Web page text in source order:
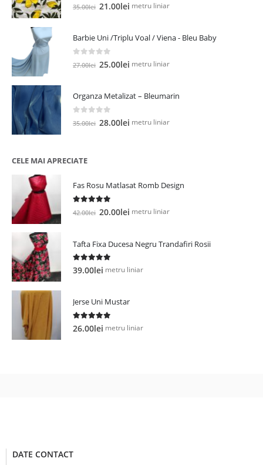
out of 5
35.00lei Prețul
fost:
35.00lei.
21.00lei Prețul
21.00lei.
metru liniar
Barbie Uni /Triplu Voal / Viena - Bleu Baby
out of 5
27.00lei Prețul
fost:
27.00lei.
25.00lei Prețul
25.00lei.
metru liniar
Organza Metalizat – Bleumarin
out of 5
35.00lei Prețul
28.00lei Prețul
metru liniar
CELE MAI APRECIATE
Fas Rosu Matlasat Romb Design
out of 5
42.00lei Prețul
fost:
42.00lei.
20.00lei Prețul
20.00lei.
metru liniar
Tafta Fixa Ducesa Negru Trandafiri Rosii
5.00out of 5
39.00lei metru liniar
Jerse Uni Mustar
5.00out of 5
26.00lei metru liniar
DATE CONTACT